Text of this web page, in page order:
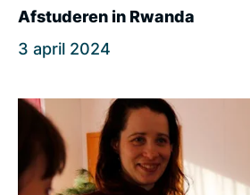
Afstuderen in Rwanda
3 april 2024